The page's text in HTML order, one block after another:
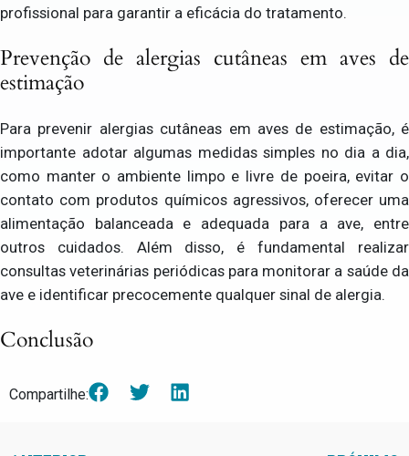
profissional para garantir a eficácia do tratamento.
Prevenção de alergias cutâneas em aves de
estimação
Para prevenir alergias cutâneas em aves de estimação, é
importante adotar algumas medidas simples no dia a dia,
como manter o ambiente limpo e livre de poeira, evitar o
contato com produtos químicos agressivos, oferecer uma
alimentação balanceada e adequada para a ave, entre
outros cuidados. Além disso, é fundamental realizar
consultas veterinárias periódicas para monitorar a saúde da
ave e identificar precocemente qualquer sinal de alergia.
Conclusão
Compartilhe: